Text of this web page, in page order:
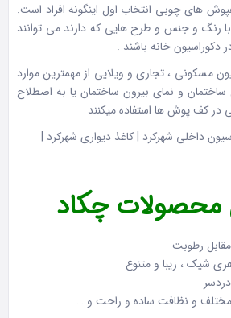
های چوبی انتخاب اول اینگونه افراد است.
و جنس و طرح هایی که دارند می توانند
خانه باشند .
مسکونی ، تجاری و ویلایی از مهمترین موارد
و نمای بیرون ساختمان یا به اصطلاح
در کف پوش ها استفاده میکنند
داخلی شهرکرد | کاغذ دیواری شهرکرد |
محصولات چکاد
رطوبت
شیک ، زیبا و متنوع
مختلف و نظافت ساده و راحت و …